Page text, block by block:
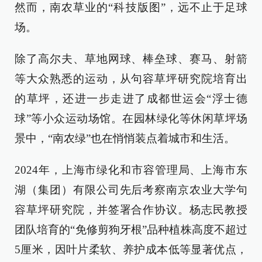
然而，南农草业的“科技版图”，远不止于足球
场。
除了高尔夫、草地网球、棒垒球、赛马、射箭
等大众熟悉的运动，从句容草坪研究院培育出
的草坪，还进一步走进了成都世运会“浮士德
球”等小众运动场馆。在园林绿化等休闲草坪场
景中，“南农绿”也在悄悄装点着城市和生活。
2024年，上海市绿化和市容管理局、上海市东
湖（集团）有限公司先后考察南京农业大学句
容草坪研究院，并签署合作协议。杨志民教授
团队培育的“免修剪狗牙根”品种植株高度不超过
5厘米，因叶片柔软、养护成本低等显著优点，